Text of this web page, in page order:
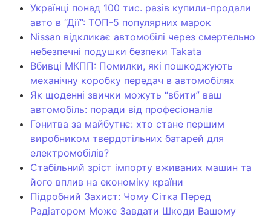
Українці понад 100 тис. разів купили-продали
авто в “Дії”: ТОП-5 популярних марок
Nissan відкликає автомобілі через смертельно
небезпечні подушки безпеки Takata
Вбивці МКПП: Помилки, які пошкоджують
механічну коробку передач в автомобілях
Як щоденні звички можуть “вбити” ваш
автомобіль: поради від професіоналів
Гонитва за майбутнє: хто стане першим
виробником твердотільних батарей для
електромобілів?
Стабільний зріст імпорту вживаних машин та
його вплив на економіку країни
Підробний Захист: Чому Сітка Перед
Радіатором Може Завдати Шкоди Вашому